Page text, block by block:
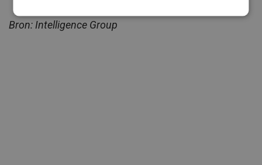
Bron: Intelligence Group